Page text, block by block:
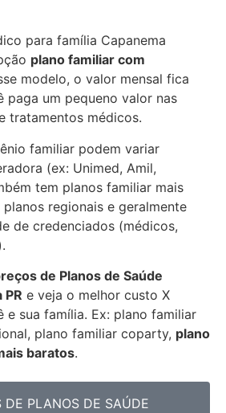
para família Capanema
plano familiar com
modelo, o valor mensal fica
um pequeno valor nas
tratamentos médicos.
familiar podem variar
(ex: Unimed, Amil,
tem planos familiar mais
regionais e geralmente
de credenciados (médicos,
de Planos de Saúde
PR e veja o melhor custo X
e sua família. Ex: plano familiar
plano familiar coparty, plano
baratos.
DE PLANOS DE SAÚDE